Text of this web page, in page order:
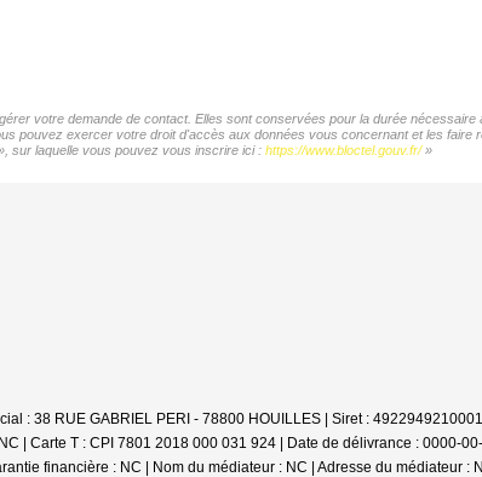
votre demande de contact. Elles sont conservées pour la durée nécessaire
pouvez exercer votre droit d'accès aux données vous concernant et les faire
sur laquelle vous pouvez vous inscrire ici : https://www.bloctel.gouv.fr/»
: 38 RUE GABRIEL PERI - 78800 HOUILLES | Siret :
| Carte T : CPI 7801 2018 000 031 924 | Date de délivrance : 0000-
financière : NC | Nom du médiateur : NC | Adresse du médiateur :